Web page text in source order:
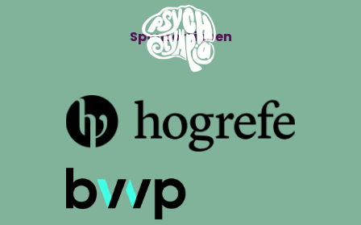
Sponsor*innen